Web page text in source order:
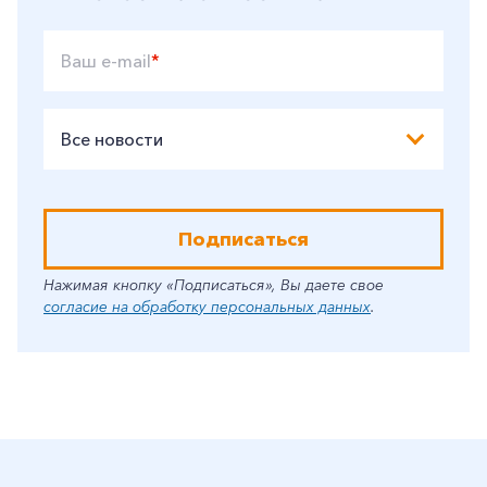
Ваш e-mail*
Все новости
Подписаться
Нажимая кнопку «Подписаться», Вы даете свое
согласие на обработку персональных данных.